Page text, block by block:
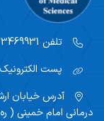
تلفن
پست الکترونیک
آدرس خیابان
درمانی امام خمینی (